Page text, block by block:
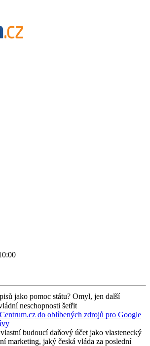
jako pomoc státu? Omyl, jen další
neschopnosti šetřit
do oblíbených zdrojů pro Google
budoucí daňový účet jako vlastenecký
marketing, jaký česká vláda za poslední